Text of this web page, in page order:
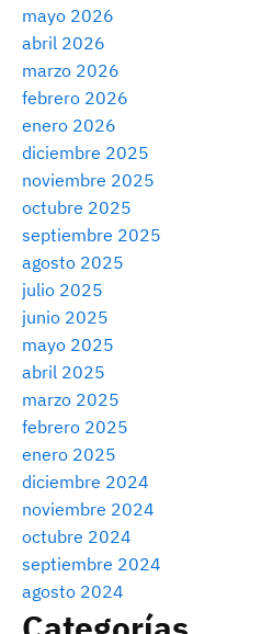
mayo 2026
abril 2026
marzo 2026
febrero 2026
enero 2026
diciembre 2025
noviembre 2025
octubre 2025
septiembre 2025
agosto 2025
julio 2025
junio 2025
mayo 2025
abril 2025
marzo 2025
febrero 2025
enero 2025
diciembre 2024
noviembre 2024
octubre 2024
septiembre 2024
agosto 2024